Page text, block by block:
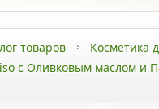
товаров Косметика
с Оливковым маслом и